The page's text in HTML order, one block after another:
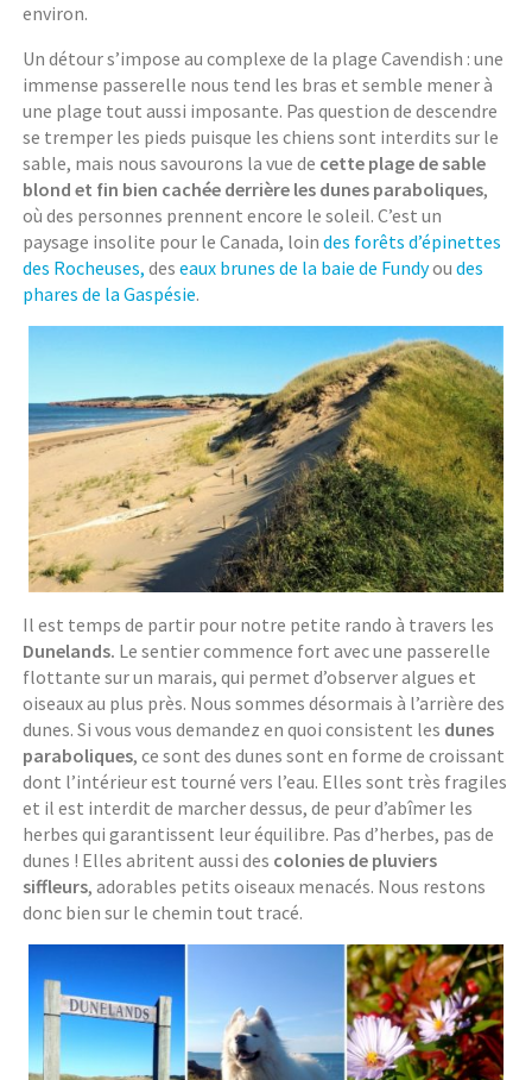
environ.
Un détour s’impose au complexe de la plage Cavendish : une
immense passerelle nous tend les bras et semble mener à
une plage tout aussi imposante. Pas question de descendre
se tremper les pieds puisque les chiens sont interdits sur le
sable, mais nous savourons la vue de cette plage de sable
blond et fin bien cachée derrière les dunes paraboliques,
où des personnes prennent encore le soleil. C’est un
paysage insolite pour le Canada, loindes forêts d’épinettes
des Rocheuses, deseaux brunes de la baie de Fundyoudes
phares de la Gaspésie.
Il est temps de partir pour notre petite rando à travers les
Dunelands. Le sentier commence fort avec une passerelle
flottante sur un marais, qui permet d’observer algues et
oiseaux au plus près. Nous sommes désormais à l’arrière des
dunes. Si vous vous demandez en quoi consistent les dunes
paraboliques, ce sont des dunes sont en forme de croissant
dont l’intérieur est tourné vers l’eau. Elles sont très fragiles
et il est interdit de marcher dessus, de peur d’abîmer les
herbes qui garantissent leur équilibre. Pas d’herbes, pas de
dunes ! Elles abritent aussi des colonies de pluviers
siffleurs, adorables petits oiseaux menacés. Nous restons
donc bien sur le chemin tout tracé.